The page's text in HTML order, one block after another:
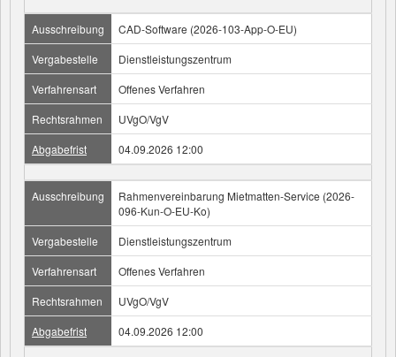
Ausschreibung
CAD-Software (2026-103-App-O-EU)
Vergabestelle
Dienstleistungszentrum
Verfahrensart
Offenes Verfahren
Rechtsrahmen
UVgO/VgV
Abgabefrist
04.09.2026 12:00
Ausschreibung
Rahmenvereinbarung Mietmatten-Service (2026-
096-Kun-O-EU-Ko)
Vergabestelle
Dienstleistungszentrum
Verfahrensart
Offenes Verfahren
Rechtsrahmen
UVgO/VgV
Abgabefrist
04.09.2026 12:00